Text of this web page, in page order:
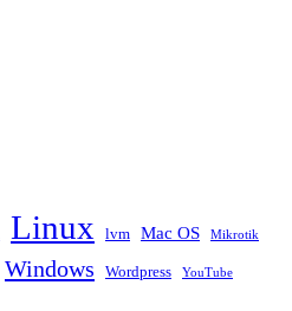
Linux lvm Mac OS Mikrotik
Windows Wordpress YouTube